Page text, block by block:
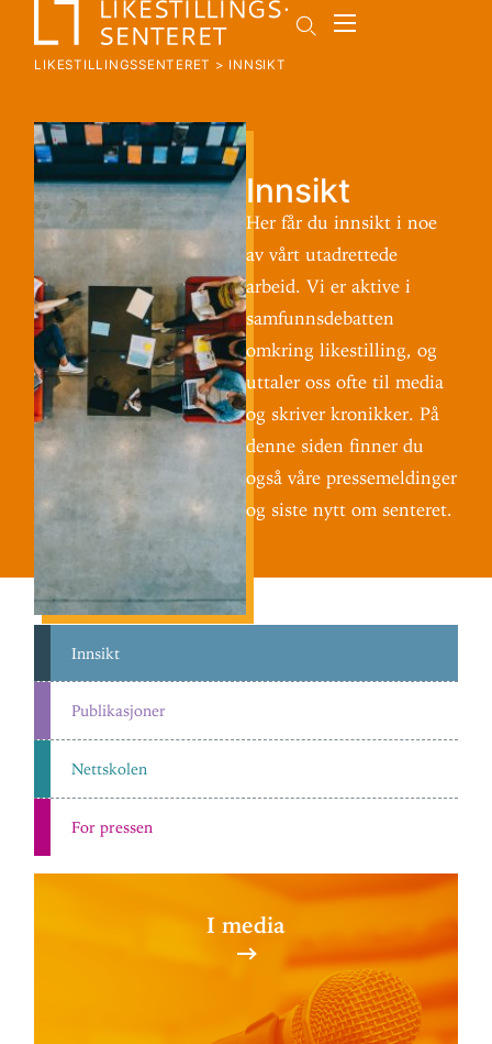
LIKESTILLINGSSENTERET > INNSIKT
Innsikt
Her får du innsikt i noe
av vårt utadrettede
arbeid. Vi er aktive i
samfunnsdebatten
omkring likestilling, og
uttaler oss ofte til media
og skriver kronikker. På
denne siden finner du
også våre pressemeldinger
og siste nytt om senteret.
Innsikt
Pub­li­ka­sjoner
Nett­skolen
For pressen
I media